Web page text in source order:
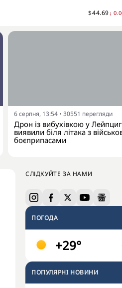
$44.69↓
6 серпня, 13:54 • 30551 перегляди
Дрон із вибухівкою у
виявили біля літака з
боєприпасами
СЛІДКУЙТЕ ЗА НАМИ
ПОГОДА
+29°
ПОПУЛЯРНI НОВИНИ